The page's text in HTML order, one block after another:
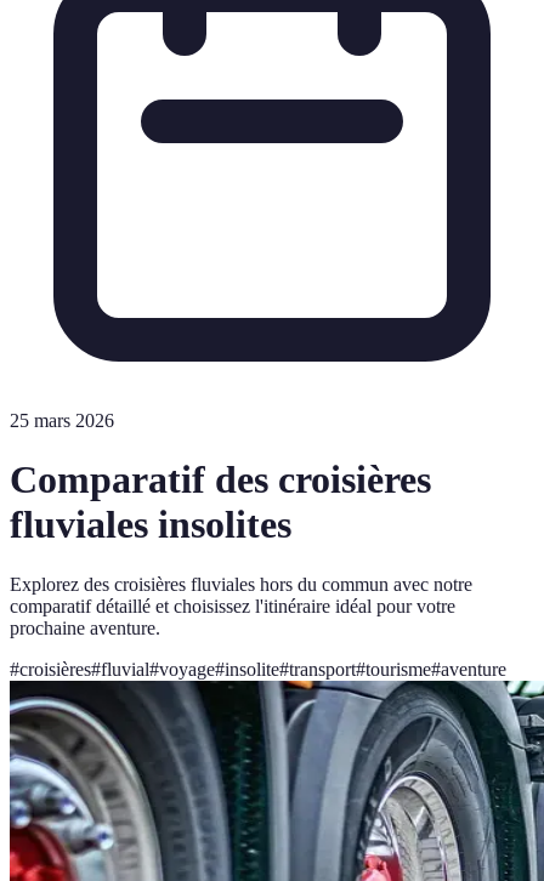
25 mars 2026
Comparatif des croisières
fluviales insolites
Explorez des croisières fluviales hors du commun avec notre
comparatif détaillé et choisissez l'itinéraire idéal pour votre
prochaine aventure.
#croisières#fluvial#voyage#insolite#transport#tourisme#aventure